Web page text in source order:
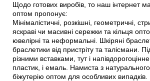
Щодо готових виробів, то наш інтернет
оптом пропонує:
Мінімалістичні, розкішні, геометричні,
яскраві чи масивні сережки та кільця
ювелірні та неформальні. Шкіряні
браслетики від пристріту та талісмани.
різними вставками, тут і
пластик, і емаль. Намиста з
біжутерію оптом для особливих